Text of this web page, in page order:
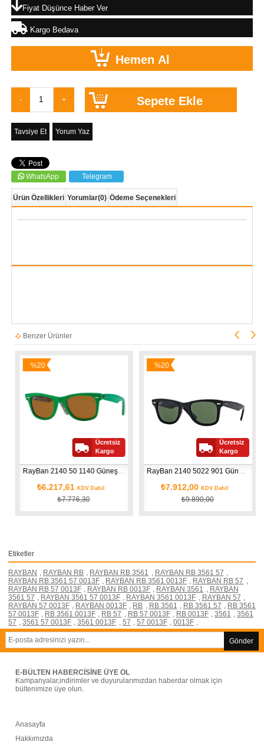
Fiyat Düşünce Haber Ver
Kargo Bedava
Tavsiye Et Yorum Yaz
WhatsApp Telegram
Ürün Özellikleri Yorumlar(0) Ödeme Seçenekleri
Benzer Ürünler
RayBan 2140 50 1140 Güneş Gözlüğü
₺6.217,61 KDV Dahil
₺7.776,30
%20
Ücretsiz
Kargo
RayBan 2140 5022 901 Güneş Gözlüğü
₺7.912,00 KDV Dahil
₺9.890,00
%20
Ücretsiz
Kargo
Etiketler
RAYBAN RAYBAN RB RAYBAN RB 3561 RAYBAN RB 3561 57
RAYBAN RB 3561 57 0013F
RAYBAN RB 3561 0013F RAYBAN RB 57
RAYBAN RB 57 0013F
RAYBAN RB 0013F RAYBAN 3561
RAYBAN
3561 57
RAYBAN 3561 57 0013F RAYBAN 3561 0013F RAYBAN 57
RAYBAN 57 0013F
RAYBAN 0013F RB RB 3561 RB 3561 57
RB 3561
57 0013F
RB 3561 0013F RB 57 RB 57 0013F RB 0013F 3561
3561
57
3561 57 0013F 3561 0013F 57 57 0013F 0013F
Gönder
E-BÜLTEN HABERCİSİNE ÜYE OL
Kampanyalar,indirimler ve duyurularımızdan haberdar olmak için
bültenimize üye olun.
Anasayfa
Hakkımızda